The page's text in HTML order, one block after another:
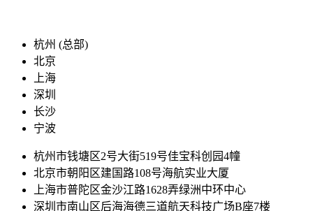
杭州 (总部)
北京
上海
深圳
长沙
宁波
杭州市钱塘区2号大街519号佳宝科创园4幢
北京市朝阳区建国路108号海航实业大厦
上海市普陀区金沙江路1628弄绿洲中环中心
深圳市南山区后海海德三道航天科技广场B座7楼